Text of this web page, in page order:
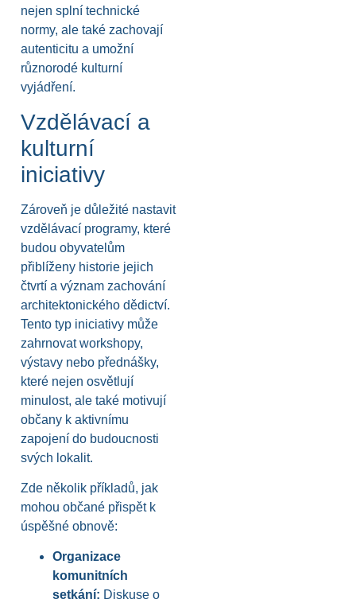
nejen splní technické
normy, ale také zachovají
autenticitu a umožní
různorodé kulturní
vyjádření.
Vzdělávací a
kulturní
iniciativy
Zároveň je důležité nastavit
vzdělávací programy, které
budou obyvatelům
přiblíženy historie jejich
čtvrtí a význam zachování
architektonického dědictví.
Tento typ iniciativy může
zahrnovat workshopy,
výstavy nebo přednášky,
které nejen osvětlují
minulost, ale také motivují
občany k aktivnímu
zapojení do budoucnosti
svých lokalit.
Zde několik příkladů, jak
mohou občané přispět k
úspěšné obnově:
Organizace
komunitních
setkání: Diskuse o